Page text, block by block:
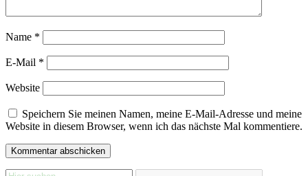
Name *
E-Mail *
Website
Speichern Sie meinen Namen, meine E-Mail-Adresse und meine
Website in diesem Browser, wenn ich das nächste Mal kommentiere.